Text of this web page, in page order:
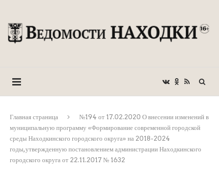
Главная страница
№194 от 17.02.2020 О внесении изменений в
муниципальную программу «Формирование современной городской
среды Находкинского городского округа» на 2018-2024
годы,утвержденную постановлением администрации Находкинского
городского округа от 22.11.2017 № 1632